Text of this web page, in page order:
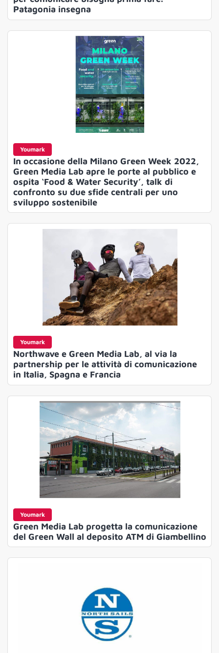
Patagonia insegna
Youmark
In occasione della Milano Green Week 2022,
Green Media Lab apre le porte al pubblico e
ospita ‘Food & Water Security’, talk di
confronto su due sfide centrali per uno
sviluppo sostenibile
Youmark
Northwave e Green Media Lab, al via la
partnership per le attività di comunicazione
in Italia, Spagna e Francia
Youmark
Green Media Lab progetta la comunicazione
del Green Wall al deposito ATM di Giambellino